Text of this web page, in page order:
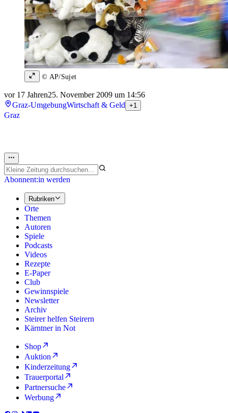
© AP/Sujet
vor 17 Jahren25. November 2009 um 14:56
Graz-UmgebungWirtschaft & Geld +1
Graz
Abonnent:in werden
Rubriken
Orte
Themen
Autoren
Spiele
Podcasts
Videos
Rezepte
E-Paper
Club
Gewinnspiele
Newsletter
Archiv
Steirer helfen Steirern
Kärntner in Not
Shop
Auktion
Kinderzeitung
Trauerportal
Partnersuche
Werbung